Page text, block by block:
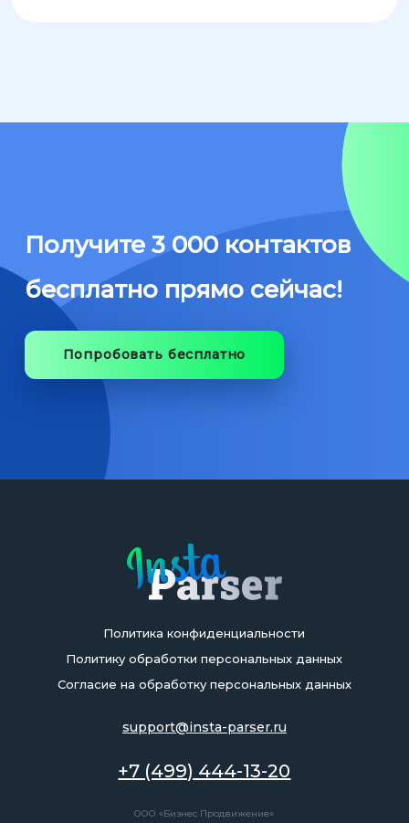
Получите 3 000 контактов
бесплатно прямо сейчас!
Попробовать бесплатно
Политика конфиденциальности
Политику обработки персональных данных
Согласие на обработку персональных данных
support@insta-parser.ru
+7 (499) 444-13-20
ООО «Бизнес Продвижение»